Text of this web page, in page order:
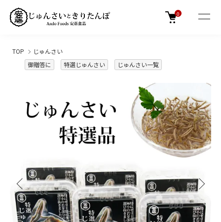
0
TOP
じゅんさい
御贈答に
特選じゅんさい じゅんさい一覧